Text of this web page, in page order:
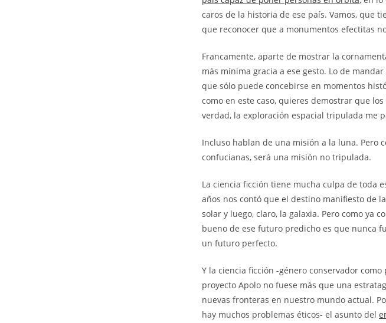
caros de la historia de ese país. Vamos, que
que reconocer que a monumentos efectitas
Francamente, aparte de mostrar la
más mínima gracia a ese gesto. Lo de
que sólo puede concebirse en momentos
como en este caso, quieres demostrar que
verdad, la exploración espacial tripulada me
Incluso hablan de una misión a la luna. Pero
confucianas, será una misión no tripulada.
La ciencia ficción tiene mucha culpa de toda
años nos contó que el destino manifiesto de
solar y luego, claro, la galaxia. Pero como ya
bueno de ese futuro predicho es que nunca
un futuro perfecto.
Y la ciencia ficción -género conservador
proyecto Apolo no fuese más que una
nuevas fronteras en nuestro mundo actual.
hay muchos problemas éticos- el asunto del